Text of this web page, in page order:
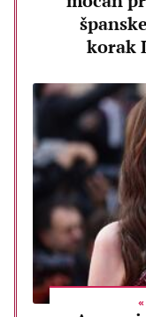
korak